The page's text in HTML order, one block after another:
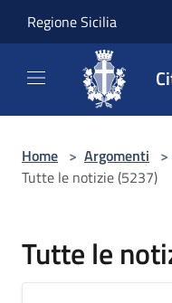
Regione Sicilia
Home > Argomenti >
Tutte le notizie (5237)
Tutte le